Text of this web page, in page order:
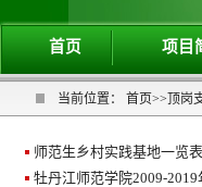
首页 项目
当前位置： 首页>> 顶岗
师范生乡村实践基地一览表
牡丹江师范学院2009-